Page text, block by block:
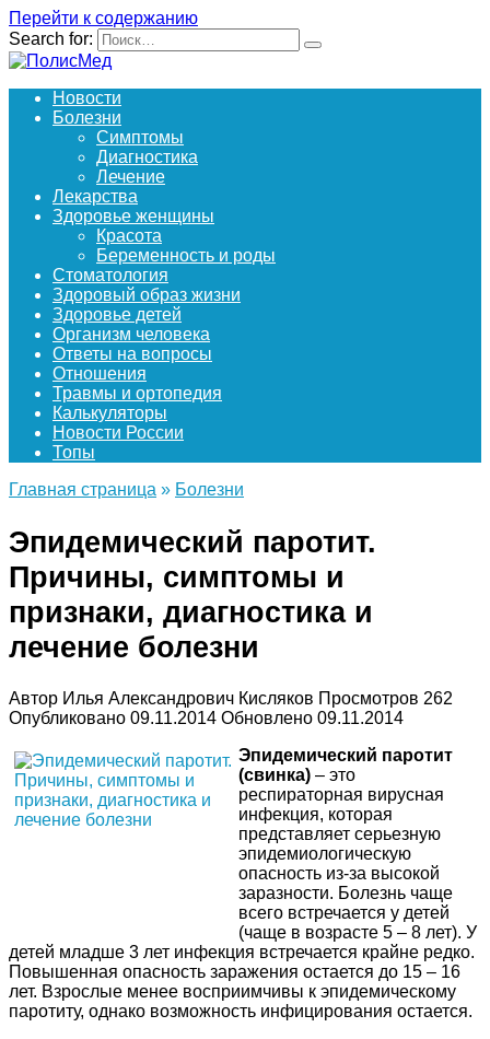
Перейти к содержанию
Search for:
Новости
Болезни
Симптомы
Диагностика
Лечение
Лекарства
Здоровье женщины
Красота
Беременность и роды
Стоматология
Здоровый образ жизни
Здоровье детей
Организм человека
Ответы на вопросы
Отношения
Травмы и ортопедия
Калькуляторы
Новости России
Топы
Главная страница » Болезни
Эпидемический паротит.
Причины, симптомы и
признаки, диагностика и
лечение болезни
Автор Илья Александрович Кисляков Просмотров 262
Опубликовано 09.11.2014 Обновлено 09.11.2014
Эпидемический паротит
(свинка) – это
респираторная вирусная
инфекция, которая
представляет серьезную
эпидемиологическую
опасность из-за высокой
заразности. Болезнь чаще
всего встречается у детей
(чаще в возрасте 5 – 8 лет). У
детей младше 3 лет инфекция встречается крайне редко.
Повышенная опасность заражения остается до 15 – 16
лет. Взрослые менее восприимчивы к эпидемическому
паротиту, однако возможность инфицирования остается.